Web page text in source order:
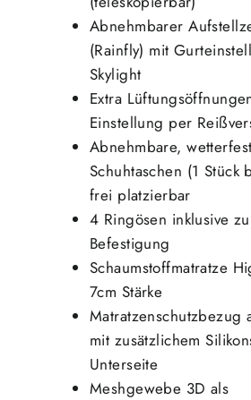
Abnehmbarer
(Rainfly) mit
Skylight
Extra
Einstellung per
Abnehmbare,
Schuhtaschen (1 Stück
frei platzierbar
4 Ringösen inklusive
Befestigung
Schaumstoffmatratze
7cm Stärke
Matratzenschutzbezug
mit zusätzlichem
Unterseite
Meshgewebe 3D als